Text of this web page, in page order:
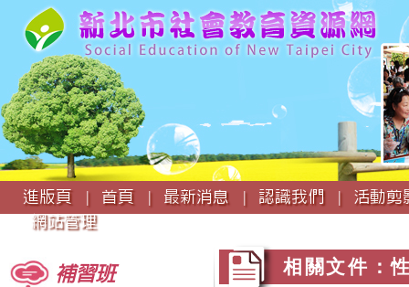
:::
進版頁 |
首頁 | 最新消息 | 認識我們 |
活動
網站管理
補習班 相關文件：